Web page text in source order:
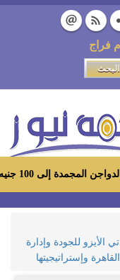
فراج
ومعارض «أهلاً رمضان»
للجودة وإدارة
وإستراتيجيتها